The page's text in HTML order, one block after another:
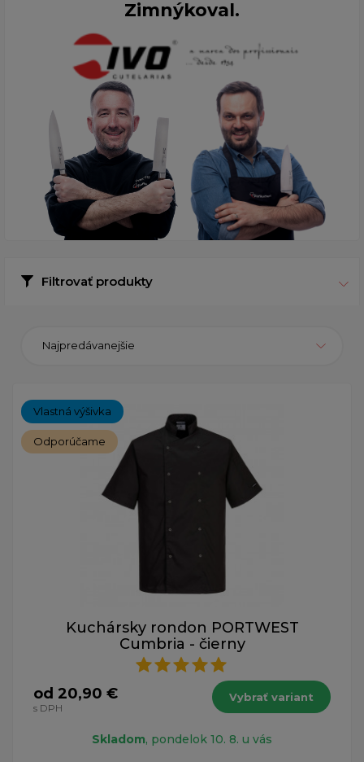
Zimnýkoval.
Filtrovať produkty
Najpredávanejšie
Vlastná výšivka
Odporúčame
Kuchársky rondon PORTWEST
Cumbria - čierny
od 20,90 €
s DPH
Vybrať variant
Skladom, pondelok 10. 8. u vás